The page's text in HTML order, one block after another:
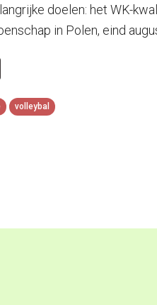
doelen: het WK-
in Polen, eind
volleybal